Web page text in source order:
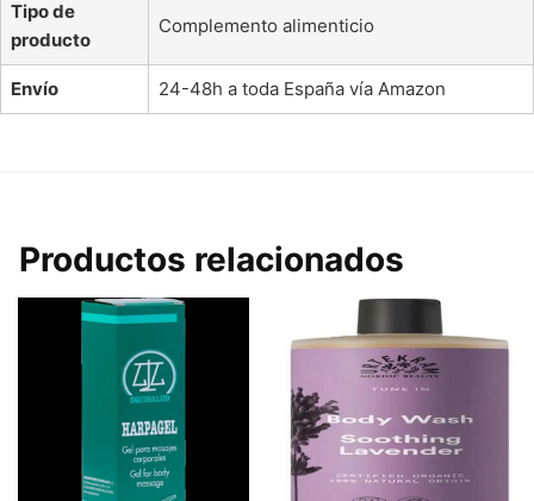
Tipo de
producto
Complemento alimenticio
Envío 24-48h a toda España vía Amazon
Productos relacionados